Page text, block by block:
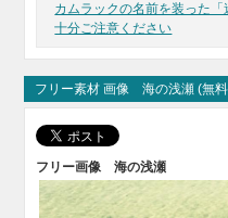
カムラックの名前を装った「
十分ご注意ください
フリー素材 画像 海の浅瀬 (無
フリー画像海の浅瀬